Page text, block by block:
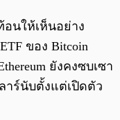
อนให้เห็นอย่าง
ของ Bitcoin
ยังคงซบเซา
ร์นับตั้งแต่เปิดตัว